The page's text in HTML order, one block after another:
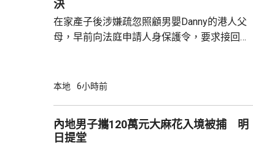
決
在家產子後涉嫌疏忽照顧男嬰Danny的港人父
母，早前向法庭申請人身保護令，要求接回被
的父母聆訊後在庭外表示，社署認為他們在家
產，認為重犯機會高。他們就在庭上提出，社
署限制探訪的做法是違反《兒童權利公約》及
本地 6小時前
內地男子攜120萬元大麻花入境被捕 明
日提堂